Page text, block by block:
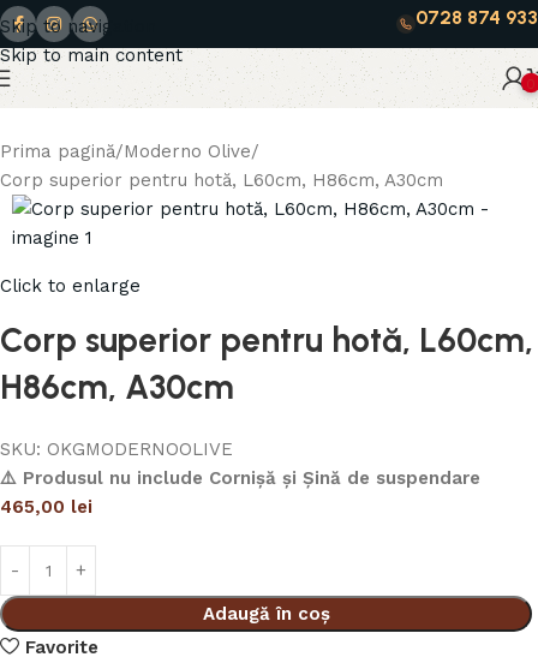
Skip to navigation
Skip to main content
0728 874 933
0
Prima pagină Moderno Olive
Corp superior pentru hotă, L60cm, H86cm, A30cm
Click to enlarge
Corp superior pentru hotă, L60cm,
H86cm, A30cm
SKU: OKGMODERNOOLIVE
⚠️ Produsul nu include Cornișă și Șină de suspendare
465,00 lei
Adaugă în coș
Favorite